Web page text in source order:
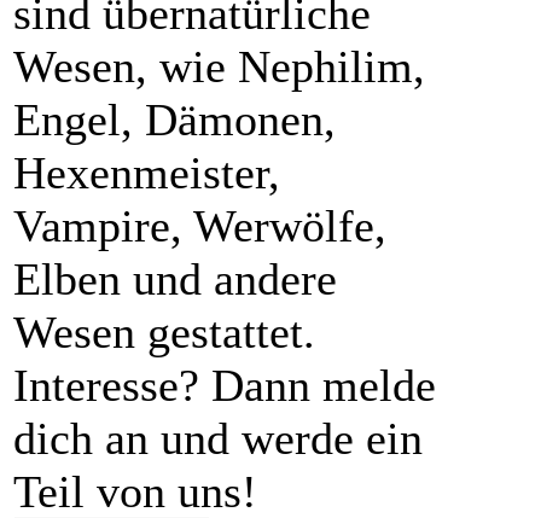
sind übernatürliche
Wesen, wie Nephilim,
Engel, Dämonen,
Hexenmeister,
Vampire, Werwölfe,
Elben und andere
Wesen gestattet.
Interesse? Dann melde
dich an und werde ein
Teil von uns!